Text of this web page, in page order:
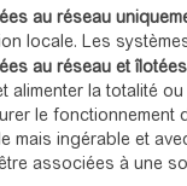
au réseau
locale. Les
au réseau et îlotées
alimenter la totalité
le fonctionnement
mais ingérable et
associées à une